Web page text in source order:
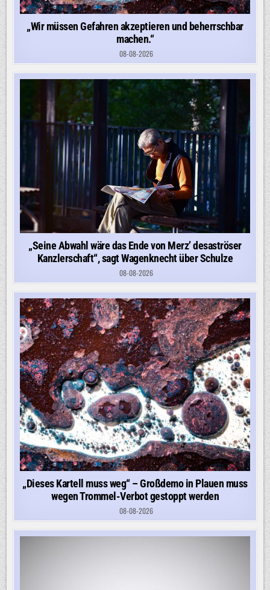
„Wir müssen Gefahren akzeptieren und beherrschbar
machen.“
08-08-2026
„Seine Abwahl wäre das Ende von Merz’ desaströser
Kanzlerschaft“, sagt Wagenknecht über Schulze
08-08-2026
„Dieses Kartell muss weg“ – Großdemo in Plauen muss
wegen Trommel-Verbot gestoppt werden
08-08-2026